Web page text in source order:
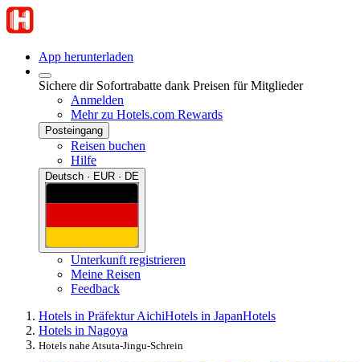
App herunterladen
Sichere dir Sofortrabatte dank Preisen für Mitglieder
Anmelden
Mehr zu Hotels.com Rewards
Posteingang
Reisen buchen
Hilfe
Deutsch · EUR · DE
Unterkunft registrieren
Meine Reisen
Feedback
Hotels in Präfektur AichiHotels in JapanHotels
Hotels in Nagoya
Hotels nahe Atsuta-Jingu-Schrein